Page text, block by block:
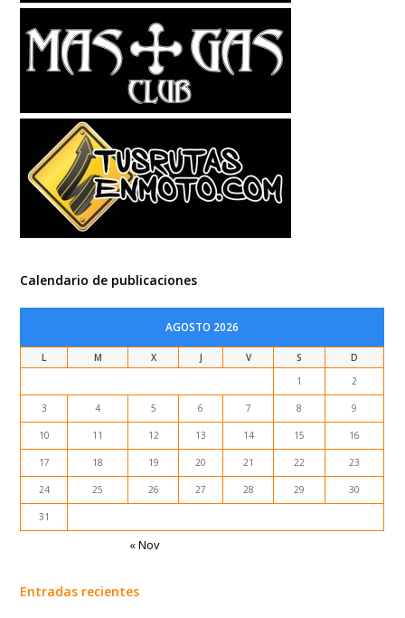
Calendario de publicaciones
AGOSTO 2026
L M X J V S
D
1
2
3 4 5 6 7 8 9
10 11 12 13 14 15 16
17 18 19 20 21 22 23
24 25 26 27 28 29 30
31
« Nov
Entradas recientes